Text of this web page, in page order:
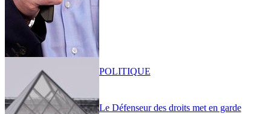
Le Défenseur des droits met en garde
POLITIQUE